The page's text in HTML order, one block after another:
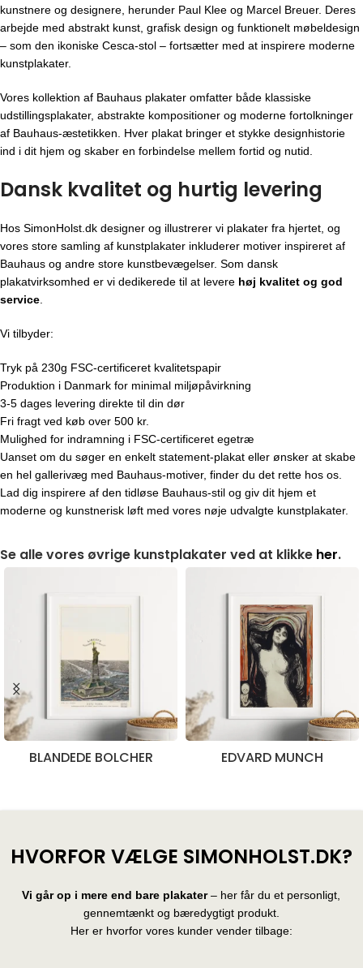
kunstnere og designere, herunder Paul Klee og Marcel Breuer. Deres
arbejde med abstrakt kunst, grafisk design og funktionelt møbeldesign
– som den ikoniske Cesca-stol – fortsætter med at inspirere moderne
kunstplakater.
Vores kollektion af Bauhaus plakater omfatter både klassiske
udstillingsplakater, abstrakte kompositioner og moderne fortolkninger
af Bauhaus-æstetikken. Hver plakat bringer et stykke designhistorie
ind i dit hjem og skaber en forbindelse mellem fortid og nutid.
Dansk kvalitet og hurtig levering
Hos SimonHolst.dk designer og illustrerer vi plakater fra hjertet, og
vores store samling af kunstplakater inkluderer motiver inspireret af
Bauhaus og andre store kunstbevægelser. Som dansk
plakatvirksomhed er vi dedikerede til at levere høj kvalitet og god
service
Vi tilbyder:
Tryk på 230g FSC-certificeret kvalitetspapir
Produktion i Danmark for minimal miljøpåvirkning
3-5 dages levering direkte til din dør
Fri fragt ved køb over 500 kr.
Mulighed for indramning i FSC-certificeret egetræ
Uanset om du søger en enkelt statement-plakat eller ønsker at skabe
en hel gallerivæg med Bauhaus-motiver, finder du det rette hos os.
Lad dig inspirere af den tidløse Bauhaus-stil og giv dit hjem et
moderne og kunstnerisk løft med vores nøje udvalgte kunstplakater.
Se alle vores øvrige kunstplakater ved at klikke her.
BLANDEDE BOLCHER EDVARD MUNCH
HVORFOR VÆLGE SIMONHOLST.DK?
Vi går op i mere end bare plakater– her får du et personligt,
gennemtænkt og bæredygtigt produkt.
Her er hvorfor vores kunder vender tilbage: